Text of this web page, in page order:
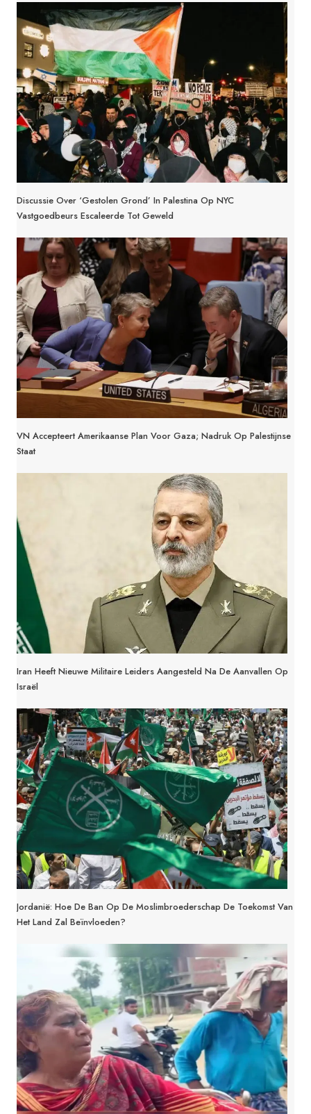
Discussie Over ‘Gestolen Grond’ In Palestina Op NYC
Vastgoedbeurs Escaleerde Tot Geweld
VN Accepteert Amerikaanse Plan Voor Gaza; Nadruk Op Palestijnse
Staat
Iran Heeft Nieuwe Militaire Leiders Aangesteld Na De Aanvallen Op
Israël
Jordanië: Hoe De Ban Op De Moslimbroederschap De Toekomst Van
Het Land Zal Beïnvloeden?